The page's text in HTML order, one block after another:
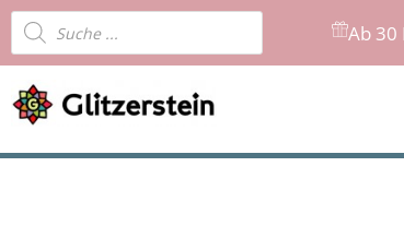
Zum
Inhalt
springen
Products
search Ab 30